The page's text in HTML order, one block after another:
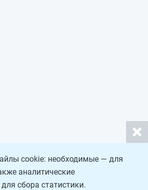
cookie: необходимые — для
аналитические
сбора статистики.